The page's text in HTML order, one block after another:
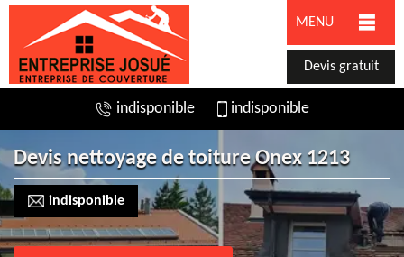
MENU
Devis gratuit
indisponible indisponible
Devis nettoyage de toiture Onex 1213
indisponible